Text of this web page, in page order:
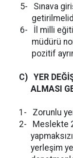
5-
Sınava
6-
İl milli
müdürü
pozitif
C) YER
ALMASI
1-
Zorunlu
2-
Meslekte
yerleşim